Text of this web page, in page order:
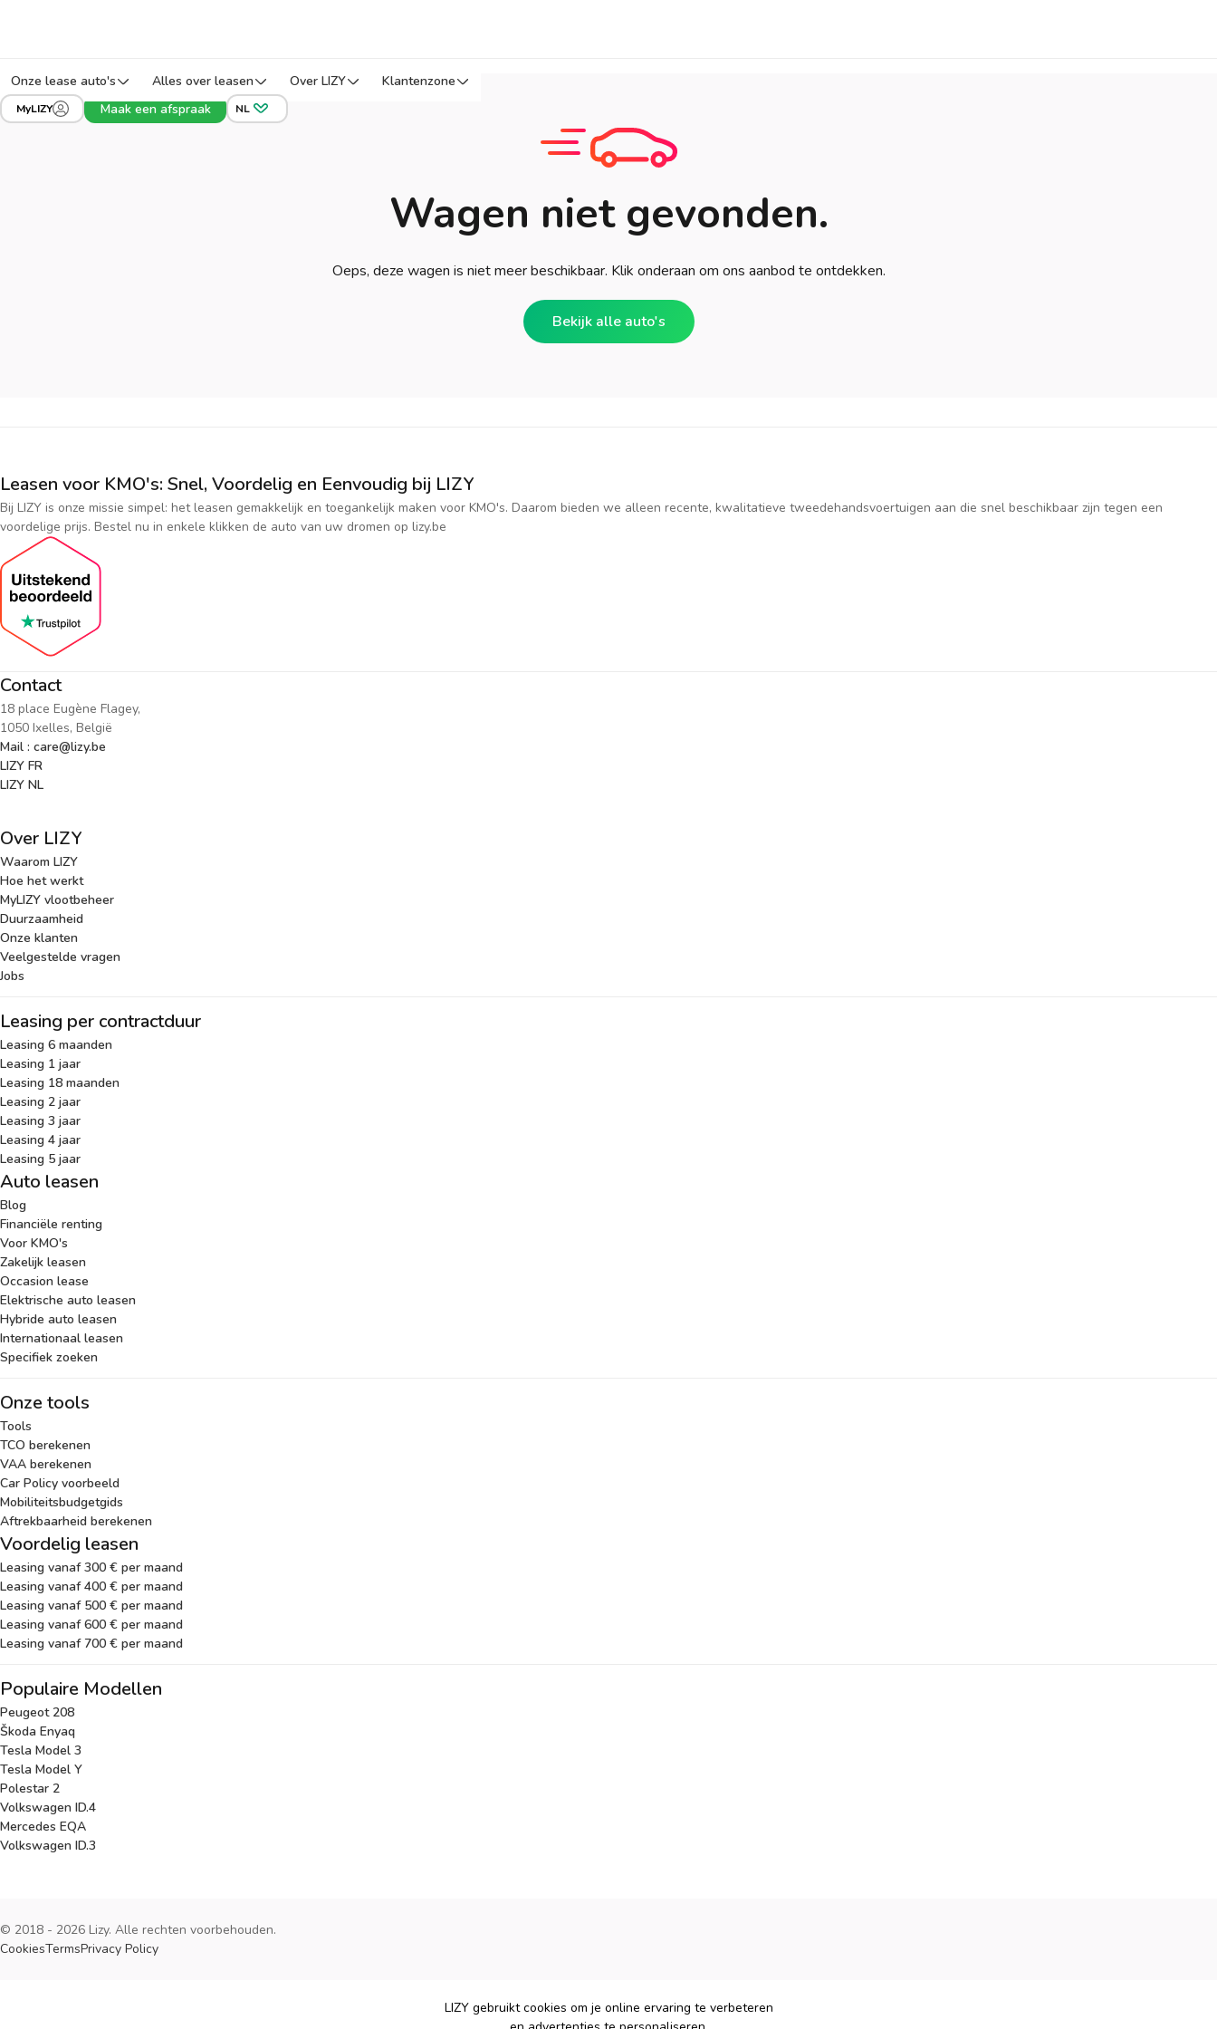
Onze lease auto's Alles over leasen Over LIZY Klantenzone
MyLIZY Maak een afspraak NL
Wagen niet gevonden.
Oeps, deze wagen is niet meer beschikbaar. Klik onderaan om ons aanbod te ontdekken.
Bekijk alle auto's
Leasen voor KMO's: Snel, Voordelig en Eenvoudig bij LIZY
Bij LIZY is onze missie simpel: het leasen gemakkelijk en toegankelijk maken voor KMO's. Daarom bieden we alleen recente, kwalitatieve tweedehandsvoertuigen aan die snel beschikbaar zijn tegen een
voordelige prijs. Bestel nu in enkele klikken de auto van uw dromen op lizy.be
Contact
18 place Eugène Flagey,
1050 Ixelles, België
Mail : care@lizy.be
LIZY FR
LIZY NL
Over LIZY
Waarom LIZY
Hoe het werkt
MyLIZY vlootbeheer
Duurzaamheid
Onze klanten
Veelgestelde vragen
Jobs
Leasing per contractduur
Leasing 6 maanden
Leasing 1 jaar
Leasing 18 maanden
Leasing 2 jaar
Leasing 3 jaar
Leasing 4 jaar
Leasing 5 jaar
Auto leasen
Blog
Financiële renting
Voor KMO's
Zakelijk leasen
Occasion lease
Elektrische auto leasen
Hybride auto leasen
Internationaal leasen
Specifiek zoeken
Onze tools
Tools
TCO berekenen
VAA berekenen
Car Policy voorbeeld
Mobiliteitsbudgetgids
Aftrekbaarheid berekenen
Voordelig leasen
Leasing vanaf 300 € per maand
Leasing vanaf 400 € per maand
Leasing vanaf 500 € per maand
Leasing vanaf 600 € per maand
Leasing vanaf 700 € per maand
Populaire Modellen
Peugeot 208
Škoda Enyaq
Tesla Model 3
Tesla Model Y
Polestar 2
Volkswagen ID.4
Mercedes EQA
Volkswagen ID.3
© 2018 - 2026 Lizy. Alle rechten voorbehouden.
CookiesTermsPrivacy Policy
LIZY gebruikt cookies om je online ervaring te verbeteren